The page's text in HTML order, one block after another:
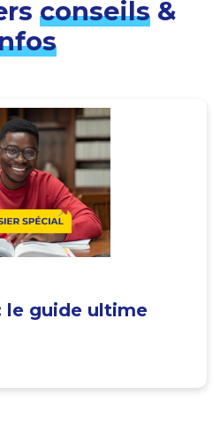
conseils&
le guide ultime